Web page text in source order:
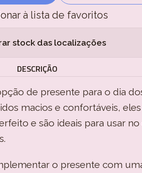
à lista de favoritos
stock das localizações
DESCRIÇÃO
de presente para o dia
macios e confortáveis, eles
e são ideais para usar no
o presente com